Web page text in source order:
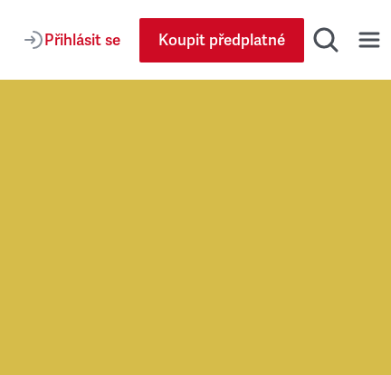
Přihlásit se Koupit předplatné